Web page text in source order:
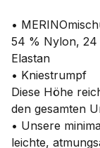
•
54 % Nylon, 24
Elastan
• Kniestrumpf
Diese Höhe
den gesamten
• Unsere
leichte,